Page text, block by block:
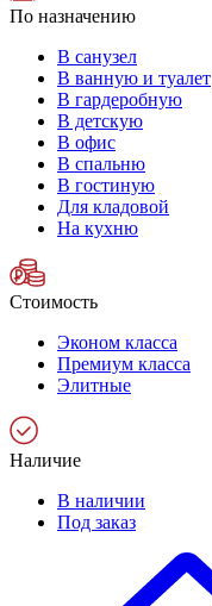
По назначению
В санузел
В ванную и туалет
В гардеробную
В детскую
В офис
В спальню
В гостиную
Для кладовой
На кухню
Стоимость
Эконом класса
Премиум класса
Элитные
Наличие
В наличии
Под заказ